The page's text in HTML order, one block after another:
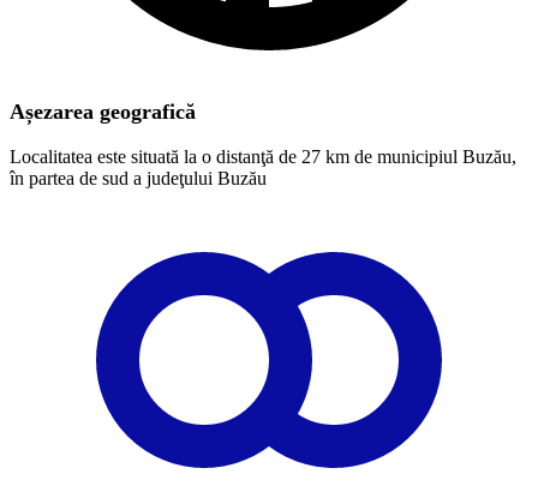
Așezarea geografică
Localitatea este situată la o distanţă de 27 km de municipiul Buzău,
în partea de sud a judeţului Buzău